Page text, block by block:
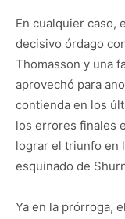
En cualquier caso,
decisivo órdago
Thomasson y una
aprovechó para
contienda en los
los errores finales
lograr el triunfo en
esquinado de
Ya en la prórroga,